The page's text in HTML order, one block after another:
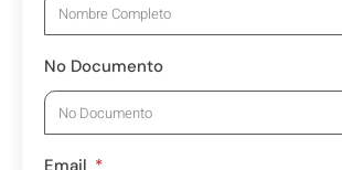
No Documento